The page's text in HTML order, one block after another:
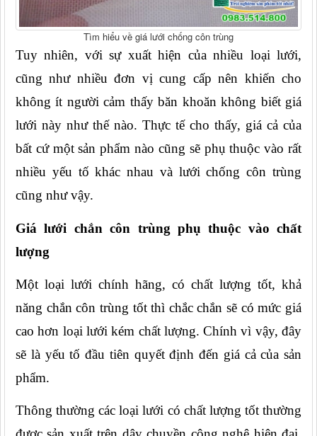
Tìm hiểu về giá lưới chống côn trùng
Tuy nhiên, với sự xuất hiện của nhiều loại lưới,
cũng như nhiều đơn vị cung cấp nên khiến cho
không ít người cảm thấy băn khoăn không biết giá
lưới này như thế nào. Thực tế cho thấy, giá cả của
bất cứ một sản phẩm nào cũng sẽ phụ thuộc vào rất
nhiều yếu tố khác nhau và lưới chống côn trùng
cũng như vậy.
Giá lưới chắn côn trùng phụ thuộc vào chất
lượng
Một loại lưới chính hãng, có chất lượng tốt, khả
năng chắn côn trùng tốt thì chắc chắn sẽ có mức giá
cao hơn loại lưới kém chất lượng. Chính vì vậy, đây
sẽ là yếu tố đầu tiên quyết định đến giá cả của sản
phẩm.
Thông thường các loại lưới có chất lượng tốt thường